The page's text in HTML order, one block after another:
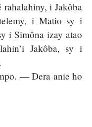
i Jakôba
i Matio sy i
i Simôna izay atao
Jakôba, sy i
— Dera anie ho